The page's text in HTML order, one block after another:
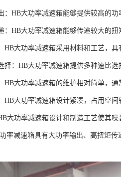
：HB大功率减速箱能够提供较高的
：HB大功率减速箱能够传递较大的
HB大功率减速箱采用材料和工艺，
择：HB大功率减速箱提供多种速比
HB大功率减速箱的维护相对简单，
HB大功率减速箱设计紧凑，占用空间
大功率减速箱设计和制造工艺使其
率减速箱具有大功率输出、高扭矩